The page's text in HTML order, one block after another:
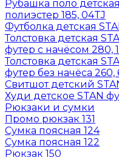
Рубашка поло
полиэстер 185, 04TJ
Футболка детская
Толстовка детская
футер с начёсом 280,
Толстовка детская
футер без начёса 260,
Свитшот детский
Худи детское STAN
Рюкзаки и сумки
Промо рюкзак 131
Сумка поясная 124
Сумка поясная 122
Рюкзак 150